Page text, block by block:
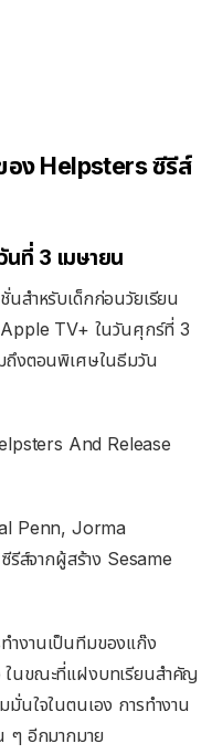
ง Helpsters ซีรีส์
นที่ 3 เมษายน
สำหรับเด็กก่อนวัยเรียน
TV+ ในวันศุกร์ที่ 3
งตอนพิเศษในธีมวัน
Penn, Jorma
ส์จากผู้สร้าง Sesame
ำงานเป็นทีมของแก๊ง
ในขณะที่แฝงบทเรียนสำคัญ
มั่นใจในตนเอง การทำงาน
ๆ อีกมากมาย